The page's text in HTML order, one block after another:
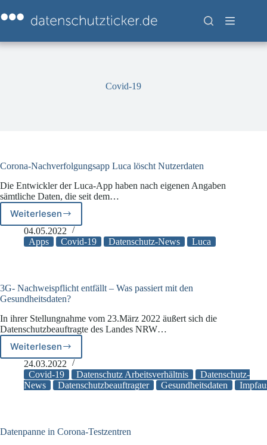
Inhalt
springen
Covid-19
Corona-Nachverfolgungsapp Luca löscht Nutzerdaten
Die Entwickler der Luca-App haben nach eigenen Angaben
sämtliche Daten, die seit dem…
Weiterlesen
Corona-
Nachverfolgungsapp
Luca
04.05.2022
Apps
Covid-19 Datenschutz-News Luca
3G- Nachweispflicht entfällt – Was passiert mit den
Gesundheitsdaten?
In ihrer Stellungnahme vom 23.März 2022 äußert sich die
Datenschutzbeauftragte des Landes NRW…
Weiterlesen
3G-
Nachweispflicht
entfällt
–
den
24.03.2022
Covid-19
Datenschutz Arbeitsverhältnis
Datenschutz-
News
Datenschutzbeauftragter Gesundheitsdaten
Datenpanne in Corona-Testzentren